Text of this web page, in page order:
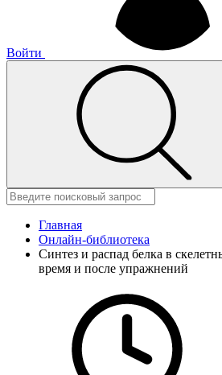
Войти
Главная
Онлайн-библиотека
Синтез и распад белка в
время и после упражнений